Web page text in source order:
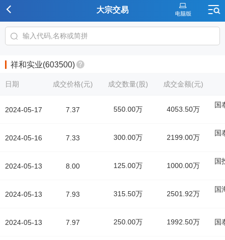
大宗交易
祥和实业(603500)
日期
2024-05-17
2024-05-16
2024-05-13
2024-05-13
2024-05-13
成交价格(元) 成交数量(股) 成交金额(元)
7.37 550.00万 4053.50万
国
7.33 300.00万 2199.00万
国
8.00 125.00万 1000.00万
国
7.93 315.50万 2501.92万
国
7.97 250.00万 1992.50万 国